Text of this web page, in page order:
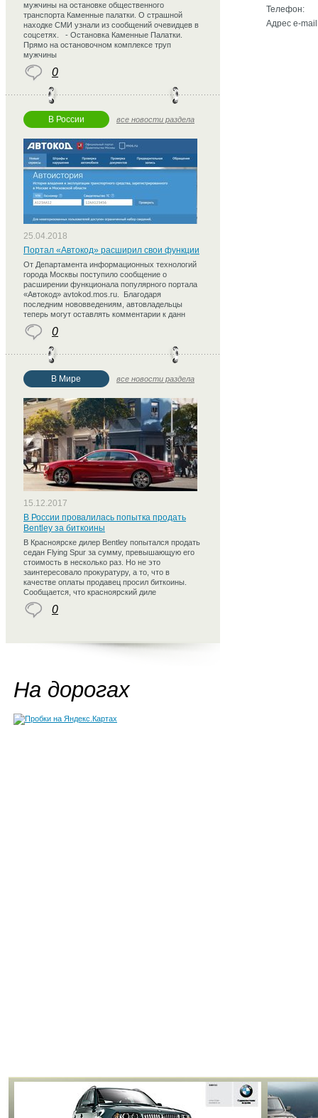
Телефон:
Адрес e-
мужчины на остановке общественного
транспорта Каменные палатки. О страшной
находке СМИ узнали из сообщений очевидцев в
соцсетях. - Остановка Каменные Палатки.
Прямо на остановочном комплексе труп
мужчины
0
В России все новости раздела
25.04.2018
Портал «Автокод» расширил свои функции
От Департамента информационных технологий
города Москвы поступило сообщение о
расширении функционала популярного портала
«Автокод» avtokod.mos.ru. Благодаря
последним нововведениям, автовладельцы
теперь могут оставлять комментарии к данн
0
В Мире все новости раздела
15.12.2017
В России провалилась попытка продать
Bentley за биткоины
В Красноярске дилер Bentley попытался продать
седан Flying Spur за сумму, превышающую его
стоимость в несколько раз. Но не это
заинтересовало прокуратуру, а то, что в
качестве оплаты продавец просил биткоины.
Сообщается, что красноярский диле
0
На дорогах